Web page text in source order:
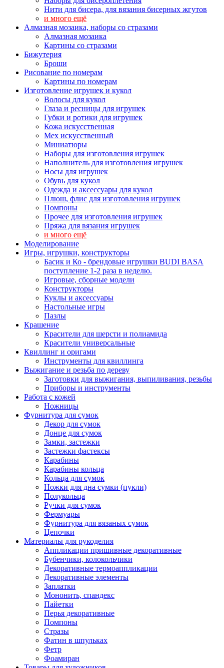
Нити для бисера, для вязания бисерных жгутов
и много ещё
Алмазная мозаика, наборы со стразами
Алмазная мозаика
Картины co стразами
Бижутерия
Броши
Рисование по номерам
Картины по номерам
Изготовление игрушек и кукол
Волосы для кукол
Глаза и ресницы для игрушек
Губки и ротики для игрушек
Кожа искусственная
Мех искусственный
Миниатюры
Наборы для изготовления игрушек
Наполнитель для изготовления игрушек
Носы для игрушек
Обувь для кукол
Одежда и аксессуары для кукол
Плюш, флис для изготовления игрушек
Помпоны
Прочее для изготовления игрушек
Пряжа для вязания игрушек
и много ещё
Моделирование
Игры, игрушки, конструкторы
Басик и Ко - брендовые игрушки BUDI BASA
поступление 1-2 раза в неделю.
Игровые, сборные модели
Конструкторы
Куклы и аксессуары
Настольные игры
Пазлы
Крашение
Красители для шерсти и полиамида
Красители универсальные
Квиллинг и оригами
Инструменты для квиллинга
Выжигание и резьба по дереву
Заготовки для выжигания, выпиливания, резьбы
Приборы и инструменты
Работа с кожей
Ножницы
Фурнитура для сумок
Декор для сумок
Донце для сумок
Замки, застежки
Застежки фастексы
Карабины
Карабины кольца
Кольца для сумок
Ножки для дна сумки (пукли)
Полукольца
Ручки для сумок
Фермуары
Фурнитура для вязаных сумок
Цепочки
Материалы для рукоделия
Аппликации пришивные декоративные
Бубенчики, колокольчики
Декоративные термоаппликации
Декоративные элементы
Заплатки
Мононить, спандекс
Пайетки
Перья декоративные
Помпоны
Стразы
Фатин в шпульках
Фетр
Фоамиран